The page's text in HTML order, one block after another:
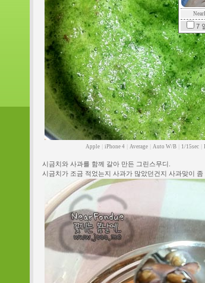
7
Apple iPhone 4 Average Auto W/B 1/15sec
시금치와 사과를 함께 갈아 만든 그린스무디.
시금치가 조금 적었는지 사과가 많았던건지 사과맞이 좀